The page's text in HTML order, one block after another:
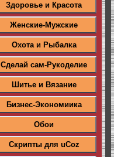
Здоровье и Красота
Женские-Мужские
Охота и Рыбалка
Сделай сам-Рукоделие
Шитье и Вязание
Бизнес-Экономиика
Обои
Скрипты для uCoz